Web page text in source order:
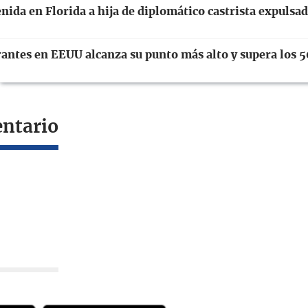
en Florida a hija de diplomático castrista
en EEUU alcanza su punto más alto y supera los